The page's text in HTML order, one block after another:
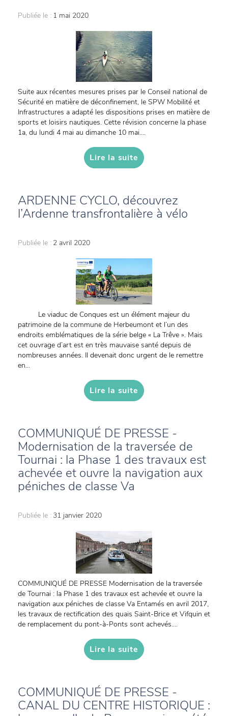
Publiée le : 1 mai 2020
Suite aux récentes mesures prises par le Conseil national de
Sécurité en matière de déconfinement, le SPW Mobilité et
Infrastructures a adapté les dispositions prises en matière de
sports et loisirs nautiques. Cette révision concerne la phase
1a, du lundi 4 mai au dimanche 10 mai....
Lire la suite
ARDENNE CYCLO, découvrez
l’Ardenne transfrontalière à vélo
Publiée le : 2 avril 2020
Le viaduc de Conques est un élément majeur du
patrimoine de la commune de Herbeumont et l’un des
endroits emblématiques de la série belge « La Trêve ». Mais
cet ouvrage d’art est en très mauvaise santé depuis de
nombreuses années. Il devenait donc urgent de le remettre
en...
Lire la suite
COMMUNIQUÉ DE PRESSE -
Modernisation de la traversée de
Tournai : la Phase 1 des travaux est
achevée et ouvre la navigation aux
péniches de classe Va
Publiée le : 31 janvier 2020
COMMUNIQUÉ DE PRESSE Modernisation de la traversée
de Tournai : la Phase 1 des travaux est achevée et ouvre la
navigation aux péniches de classe Va Entamés en avril 2017,
les travaux de rectification des quais Saint-Brice et Vifquin et
de remplacement du pont-à-Ponts sont achevés....
Lire la suite
COMMUNIQUÉ DE PRESSE -
CANAL DU CENTRE HISTORIQUE :